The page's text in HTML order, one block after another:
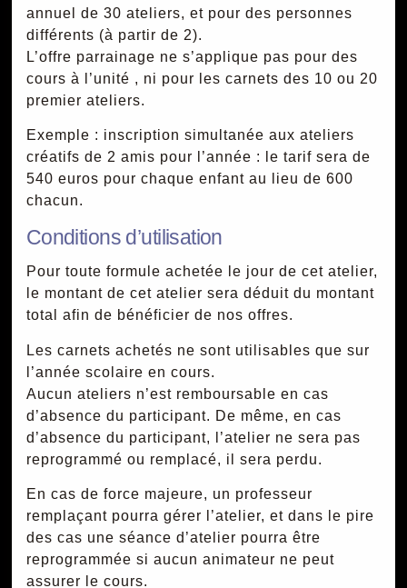
annuel de 30 ateliers, et pour des personnes
différents (à partir de 2).
L’offre parrainage ne s’applique pas pour des
cours à l’unité , ni pour les carnets des 10 ou 20
premier ateliers.
Exemple : inscription simultanée aux ateliers
créatifs de 2 amis pour l’année : le tarif sera de
540 euros pour chaque enfant au lieu de 600
chacun.
Conditions d’utilisation
Pour toute formule achetée le jour de cet atelier,
le montant de cet atelier sera déduit du montant
total afin de bénéficier de nos offres.
Les carnets achetés ne sont utilisables que sur
l’année scolaire en cours.
Aucun ateliers n’est remboursable en cas
d’absence du participant. De même, en cas
d’absence du participant, l’atelier ne sera pas
reprogrammé ou remplacé, il sera perdu.
En cas de force majeure, un professeur
remplaçant pourra gérer l’atelier, et dans le pire
des cas une séance d’atelier pourra être
reprogrammée si aucun animateur ne peut
assurer le cours.